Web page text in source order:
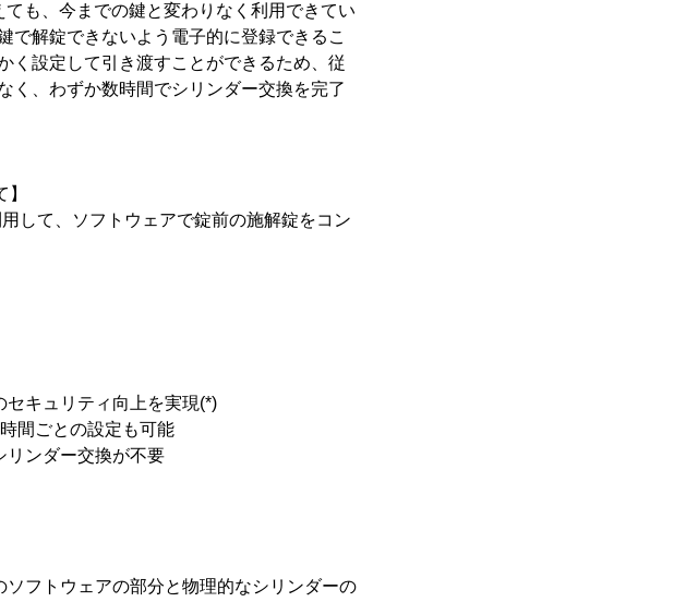
も、今までの鍵と変わりなく利用できてい
で解錠できないよう電子的に登録できるこ
く設定して引き渡すことができるため、従
く、わずか数時間でシリンダー交換を完了
して、ソフトウェアで錠前の施解錠をコン
キュリティ向上を実現(*)
間ごとの設定も可能
リンダー交換が不要
フトウェアの部分と物理的なシリンダーの